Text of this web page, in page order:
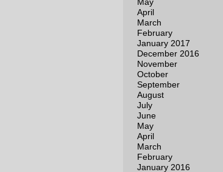
April
March
February
January 2017
December 2016
November
October
September
August
July
June
May
April
March
February
January 2016